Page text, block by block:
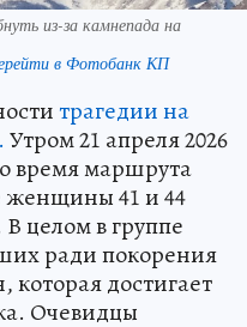
из-за камнепада на
в Фотобанк КП
трагедии на
Утром 21 апреля 2026
время маршрута
женщины 41 и 44
целом в группе
ради покорения
достигает
Очевидцы